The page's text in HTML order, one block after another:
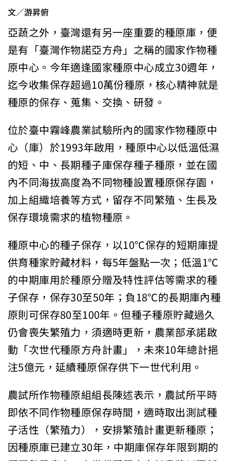
文／游昇俯
亞蔬之外，臺灣還有另一座重要的種原庫，便
是有「臺灣作物諾亞方舟」之稱的國家作物種
原中心。今年適逢國家種原中心成立30週年，
迄今收集保存超過10萬份種原，核心精神就是
種原的保存、蒐集、交換、研發。
位於臺中霧峰農業試驗所內的國家作物種原中
心（庫）於1993年啟用，種原中心以低溫低濕
的短、中、長期種子庫保存種子種原，並在國
內不同海拔高度為不同物種設置種原保存園，
加上組織培養等方式，留存不同繁殖、生長及
保存環境需求的植物種原。
種原中心的種子保存，以10℃保存的短期庫提
供育種家貯藏材料，每5年盤點一次；低溫1℃
的中期庫用於種原分贈及特性評估等需求的種
子保存，保存30至50年；負18℃的長期庫內種
原則可保存80至100年。但種子種原貯藏過久
仍會喪失繁殖力，須適時更新，農業部承諾啟
動「次世代種原方舟計畫」，未來10年總計挹
注5億元，延續種原保存供下一世代利用。
農試所作物種原組組長陳述表示，農試所平時
即依不同作物種原保存時間，適時取出測試種
子活性（繁殖力），安排繁殖計畫更新種原；
因種原庫已建立30年，中期庫保存年限到期的